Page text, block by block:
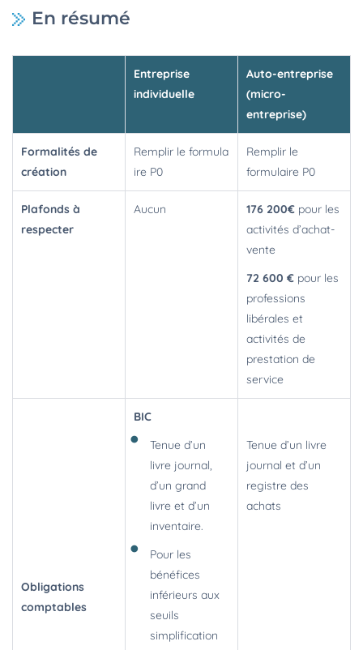
En résumé
Entreprise
individuelle
Auto-entreprise
(micro-
entreprise)
Formalités de
création
Remplir le formula
ire P0
Remplir le
formulaire P0
Plafonds à
respecter
Aucun 176 200€ pour les
activités d’achat-
vente
72 600 € pour les
professions
libérales et
activités de
prestation de
service
Obligations
comptables
BIC
Tenue d’un
livre journal,
d’un grand
livre et d’un
inventaire.
Pour les
bénéfices
inférieurs aux
seuils
simplification
Tenue d’un livre
journal et d’un
registre des
achats